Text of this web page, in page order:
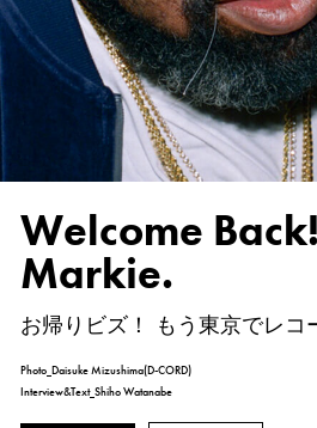
Welcome
Markie.
お帰りビズ！ もう東京でレコ
Photo_Daisuke Mizushima(D-CORD)
Interview&Text_Shiho Watanabe